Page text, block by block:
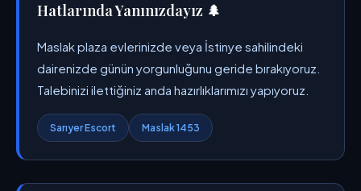
Hatlarında Yanınızdayız 🌲
Maslak plaza evlerinizde veya İstinye sahilindeki
dairenizde günün yorgunluğunu geride bırakıyoruz.
Talebinizi ilettiğiniz anda hazırlıklarımızı yapıyoruz.
Sarıyer Escort Maslak 1453